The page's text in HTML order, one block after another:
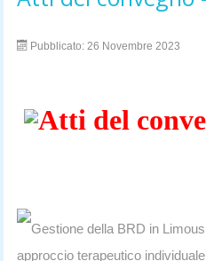
Pubblicato: 26 Novembre 2023
Atti del
Gestione della BRD in
approccio terapeutico